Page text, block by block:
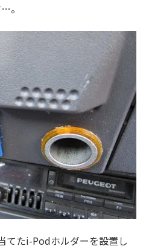
。
てたi-Podホルダーを設置し